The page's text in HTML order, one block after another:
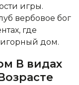
игры.
вербовое бог
где
дом.
В видах